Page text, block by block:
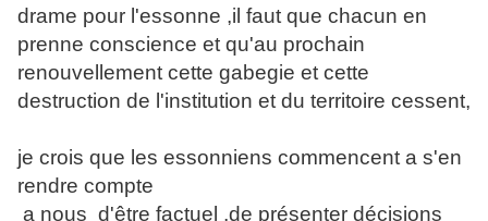
drame pour l'essonne ,il faut que chacun en
prenne conscience et qu'au prochain
renouvellement cette gabegie et cette
destruction de l'institution et du territoire cessent,
je crois que les essonniens commencent a s'en
rendre compte
a nous d'être factuel ,de présenter décisions